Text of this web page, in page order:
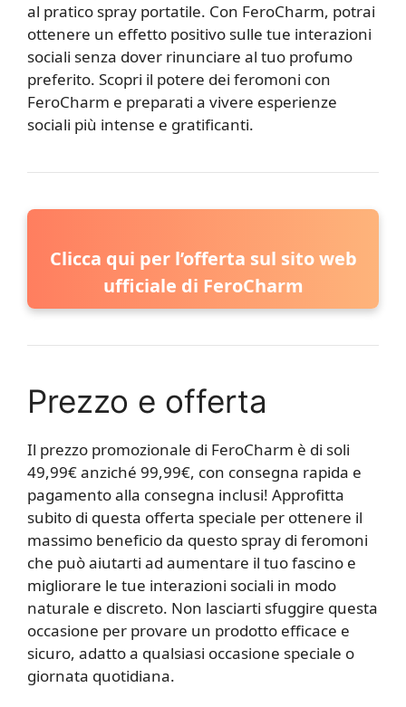
al pratico spray portatile. Con FeroCharm, potrai
ottenere un effetto positivo sulle tue interazioni
sociali senza dover rinunciare al tuo profumo
preferito. Scopri il potere dei feromoni con
FeroCharm e preparati a vivere esperienze
sociali più intense e gratificanti.
Clicca qui per l’offerta sul sito web
ufficiale di FeroCharm
Prezzo e offerta
Il prezzo promozionale di FeroCharm è di soli
49,99€ anziché 99,99€, con consegna rapida e
pagamento alla consegna inclusi! Approfitta
subito di questa offerta speciale per ottenere il
massimo beneficio da questo spray di feromoni
che può aiutarti ad aumentare il tuo fascino e
migliorare le tue interazioni sociali in modo
naturale e discreto. Non lasciarti sfuggire questa
occasione per provare un prodotto efficace e
sicuro, adatto a qualsiasi occasione speciale o
giornata quotidiana.